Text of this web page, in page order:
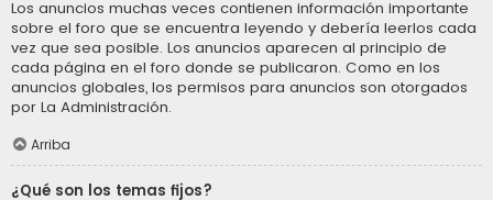
Los anuncios muchas veces contienen información importante
sobre el foro que se encuentra leyendo y debería leerlos cada
vez que sea posible. Los anuncios aparecen al principio de
cada página en el foro donde se publicaron. Como en los
anuncios globales, los permisos para anuncios son otorgados
por La Administración.
Arriba
¿Qué son los temas fijos?